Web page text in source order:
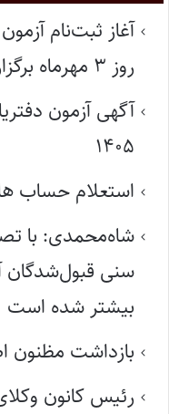
روز ۳ مهرماه برگزار می‌شود
آگهی آزمون
۱۴۰۵
استعلام حساب
شاه‌محمدی: با
بیشتر شده است
بازداشت مظنون
رئیس کانون